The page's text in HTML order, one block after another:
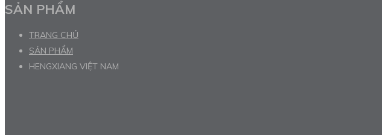
SẢN PHẨM
TRANG CHỦ
SẢN PHẨM
HENGXIANG VIỆT NAM